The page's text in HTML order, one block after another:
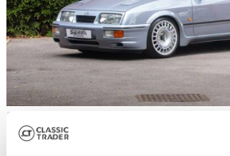
1
1987 | Ford Sierra RS Cosworth